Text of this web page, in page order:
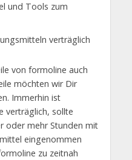
und Tools zum
verträglich
von formoline auch
möchten wir Dir
Immerhin ist
verträglich, sollte
oder mehr Stunden mit
eingenommen
zu zeitnah